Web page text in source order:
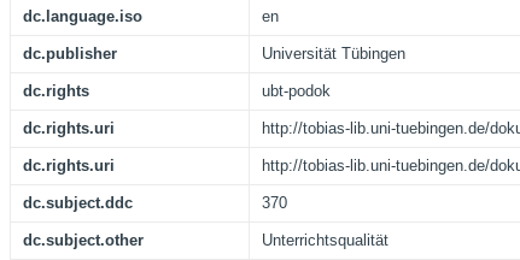
dc.language.iso en
dc.publisher Universität Tübingen
dc.rights ubt-podok
dc.rights.uri http://tobias-lib.uni-tuebingen.de/
dc.rights.uri http://tobias-lib.uni-tuebingen.de/
dc.subject.ddc 370
dc.subject.other Unterrichtsqualität